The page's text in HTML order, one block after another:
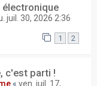
juil. 30, 2026 2:36
1 2
c'est parti !
« ven. juil. 17,